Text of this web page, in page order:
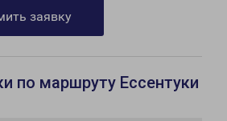
заявку
по маршруту Ессентуки